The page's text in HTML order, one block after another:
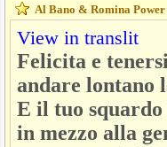
Al Bano & Romina Power
View in translit
Felicita e
andare lontano
E il tuo squardo
in mezzo alla